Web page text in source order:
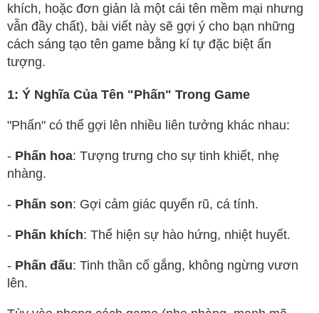
khích, hoặc đơn giản là một cái tên mềm mại nhưng
vẫn đầy chất), bài viết này sẽ gợi ý cho bạn những
cách sáng tạo tên game bằng kí tự đặc biệt ấn
tượng.
1: Ý Nghĩa Của Tên "Phấn" Trong Game
"Phấn" có thể gợi lên nhiều liên tưởng khác nhau:
- Phấn hoa: Tượng trưng cho sự tinh khiết, nhẹ
nhàng.
- Phấn son: Gợi cảm giác quyến rũ, cá tính.
- Phấn khích: Thể hiện sự hào hứng, nhiệt huyết.
- Phấn đấu: Tinh thần cố gắng, không ngừng vươn
lên.